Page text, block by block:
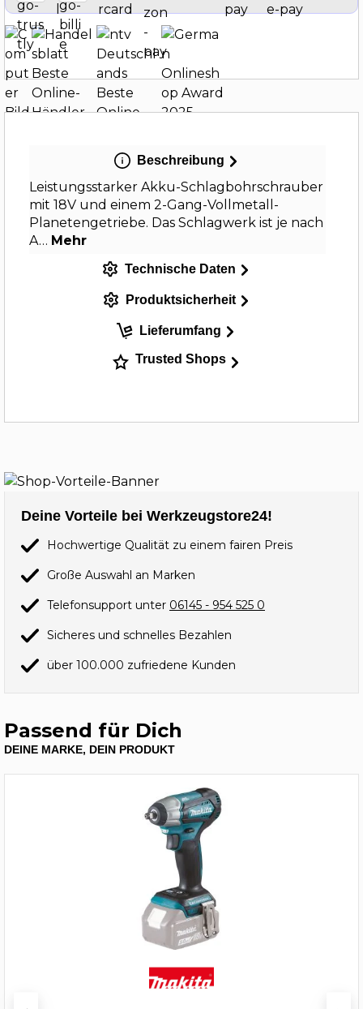
Beschreibung
Leistungsstarker Akku-Schlagbohrschrauber
mit 18V und einem 2-Gang-Vollmetall-
Planetengetriebe. Das Schlagwerk ist je nach
A… Mehr
Technische Daten
Produktsicherheit
Lieferumfang
Trusted Shops
Deine Vorteile bei Werkzeugstore24!
Hochwertige Qualität zu einem fairen Preis
Große Auswahl an Marken
Telefonsupport unter 06145 - 954 525 0
Sicheres und schnelles Bezahlen
über 100.000 zufriedene Kunden
Passend für Dich
DEINE MARKE, DEIN PRODUKT